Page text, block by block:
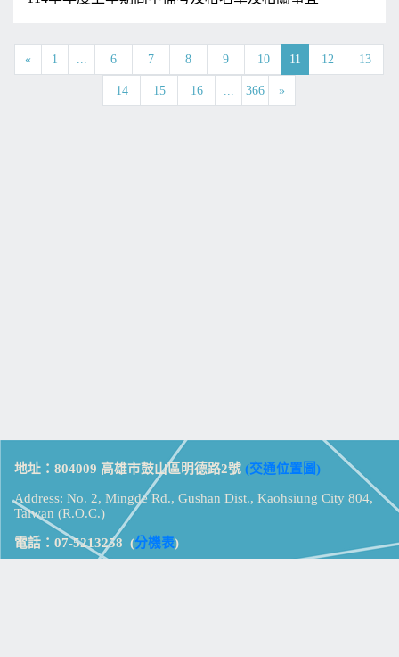
« 1 ... 6 7 8 9 10 11 12 13
14 15 16 ... 366 »
地址：804009 高雄市鼓山區明德路2號 (交通位置圖)
Address: No. 2, Mingde Rd., Gushan Dist., Kaohsiung City 804,
Taiwan (R.O.C.)
電話：07-5213258 (分機表)